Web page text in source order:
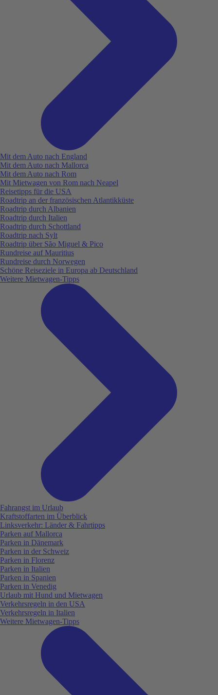
Mit dem Auto nach England
Mit dem Auto nach Mallorca
Mit dem Auto nach Rom
Mit Mietwagen von Rom nach Neapel
Reisetipps für die USA
Roadtrip an der französischen Atlantikküste
Roadtrip durch Albanien
Roadtrip durch Italien
Roadtrip durch Schottland
Roadtrip nach Sylt
Roadtrip über São Miguel & Pico
Rundreise auf Mauritius
Rundreise durch Norwegen
Schöne Reiseziele in Europa ab Deutschland
Weitere Mietwagen-Tipps
Fahrangst im Urlaub
Kraftstoffarten im Überblick
Linksverkehr: Länder & Fahrtipps
Parken auf Mallorca
Parken in Dänemark
Parken in der Schweiz
Parken in Florenz
Parken in Italien
Parken in Spanien
Parken in Venedig
Urlaub mit Hund und Mietwagen
Verkehrsregeln in den USA
Verkehrsregeln in Italien
Weitere Mietwagen-Tipps